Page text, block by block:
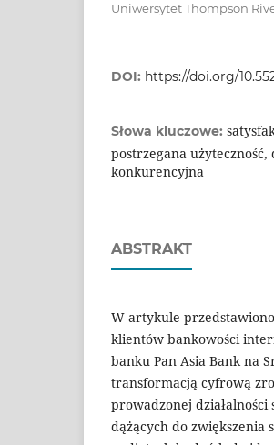
Uniwersytet Thompson
DOI: https://doi.org/
Słowa kluczowe:
postrzegana
konkurencyjna
ABSTRAKT
W artykule
klientów bankowości
banku Pan Asia Bank na
transformacją cyfrową
prowadzonej
dążących do zwiększenia